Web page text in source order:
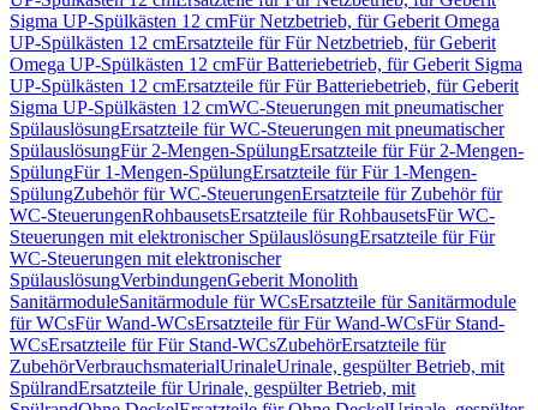
Sigma UP-Spülkästen 12 cmFür Netzbetrieb, für Geberit Omega
UP-Spülkästen 12 cmErsatzteile für Für Netzbetrieb, für Geberit
Omega UP-Spülkästen 12 cmFür Batteriebetrieb, für Geberit Sigma
UP-Spülkästen 12 cmErsatzteile für Für Batteriebetrieb, für Geberit
Sigma UP-Spülkästen 12 cmWC-Steuerungen mit pneumatischer
SpülauslösungErsatzteile für WC-Steuerungen mit pneumatischer
SpülauslösungFür 2-Mengen-SpülungErsatzteile für Für 2-Mengen-
SpülungFür 1-Mengen-SpülungErsatzteile für Für 1-Mengen-
SpülungZubehör für WC-SteuerungenErsatzteile für Zubehör für
WC-SteuerungenRohbausetsErsatzteile für RohbausetsFür WC-
Steuerungen mit elektronischer SpülauslösungErsatzteile für Für
WC-Steuerungen mit elektronischer
SpülauslösungVerbindungenGeberit Monolith
SanitärmoduleSanitärmodule für WCsErsatzteile für Sanitärmodule
für WCsFür Wand-WCsErsatzteile für Für Wand-WCsFür Stand-
WCsErsatzteile für Für Stand-WCsZubehörErsatzteile für
ZubehörVerbrauchsmaterialUrinaleUrinale, gespülter Betrieb, mit
SpülrandErsatzteile für Urinale, gespülter Betrieb, mit